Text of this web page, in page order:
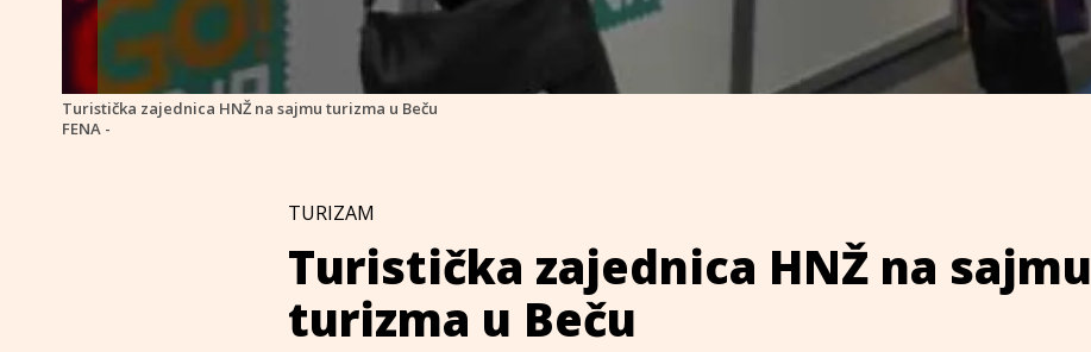
Turistička zajednica HNŽ na sajmu turizma u Beču
FENA -
TURIZAM
Turistička zajednica HNŽ na sajmu
turizma u Beču